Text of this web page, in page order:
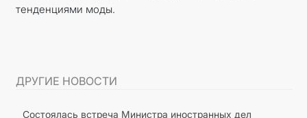
тенденциями моды.
ДРУГИЕ НОВОСТИ
Состоялась встреча Министра иностранных дел